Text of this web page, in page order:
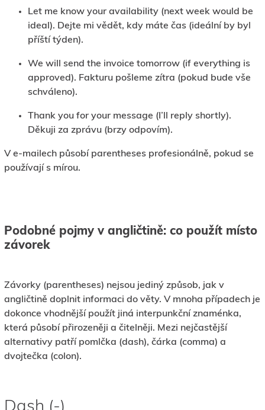
Let me know your availability (next week would be
ideal). Dejte mi vědět, kdy máte čas (ideální by byl
příští týden).
We will send the invoice tomorrow (if everything is
approved). Fakturu pošleme zítra (pokud bude vše
schváleno).
Thank you for your message (I’ll reply shortly).
Děkuji za zprávu (brzy odpovím).
V e-mailech působí parentheses profesionálně, pokud se
používají s mírou.
Podobné pojmy v angličtině: co použít místo
závorek
Závorky (parentheses) nejsou jediný způsob, jak v
angličtině doplnit informaci do věty. V mnoha případech je
dokonce vhodnější použít jiná interpunkční znaménka,
která působí přirozeněji a čitelněji. Mezi nejčastější
alternativy patří pomlčka (dash), čárka (comma) a
dvojtečka (colon).